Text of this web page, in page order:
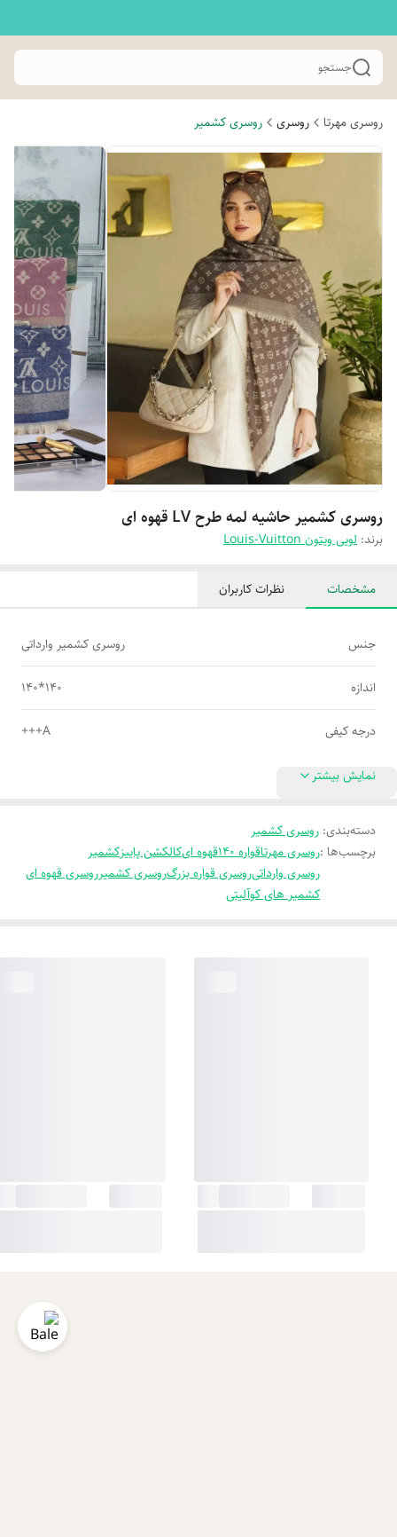
جستجو
روسری مهرتا روسری روسری کشمیر
روسری کشمیر حاشیه لمه طرح LV قهوه ای
برند: لویی ویتون Louis-Vuitton
مشخصات نظرات کاربران
جنس روسری کشمیر وارداتی
اندازه 140*140
درجه کیفی A+++
نمایش بیشتر
دسته‌بندی: روسری کشمیر
برچسب‌ها :روسری مهرتاقواره 140 قهوه ایکالکشن پاییزکشمیر
روسری وارداتیروسری قواره بزرگروسری کشمیرروسری قهوه ای
کشمیر های کوآلیتی